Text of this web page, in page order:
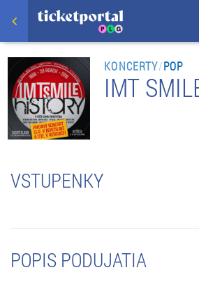
KONCERTY/POP
IMT
VSTUPENKY
POPIS PODUJATIA